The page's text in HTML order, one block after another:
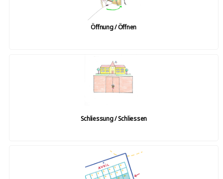
Öffnung / Öffnen
Schliessung / Schliessen